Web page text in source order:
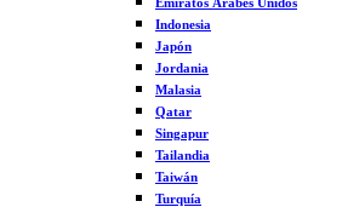
Indonesia
Japón
Jordania
Malasia
Qatar
Singapur
Tailandia
Taiwán
Turquía